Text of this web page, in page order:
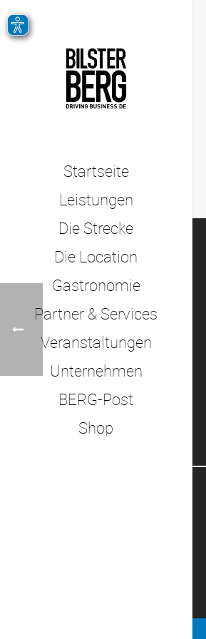
Startseite
Leistungen
Die Strecke
Die Location
Gastronomie
Partner & Services
Veranstaltungen
Unternehmen
BERG-Post
Shop